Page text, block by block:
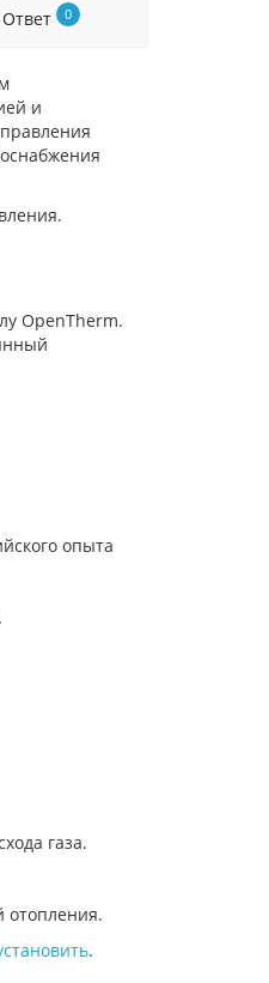
Ответ 0
и
OpenTherm.
опыта
газа.
отопления.
.